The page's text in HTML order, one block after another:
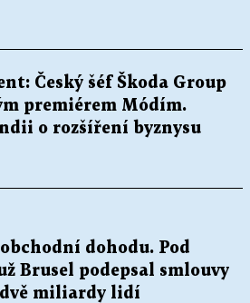
Český šéf Škoda Group
premiérem Módím.
o rozšíření byznysu
dohodu. Pod
Brusel podepsal smlouvy
miliardy lidí